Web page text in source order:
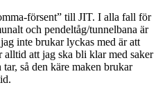
försent” till JIT. I alla fall för
och pendeltåg/tunnelbana är
inte brukar lyckas med är att
att jag ska bli klar med saker
så den käre maken brukar